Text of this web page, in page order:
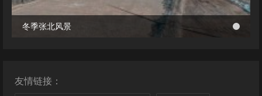
冬季张北风景
冬季张北风景
友情链接：